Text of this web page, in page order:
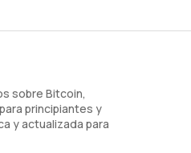
sobre Bitcoin,
principiantes y
y actualizada para